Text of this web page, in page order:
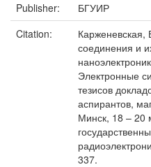
Publisher:
БГУИР
Citation:
соединения и
Электронные
тезисов
аспирантов,
Минск, 18 – 20
337.